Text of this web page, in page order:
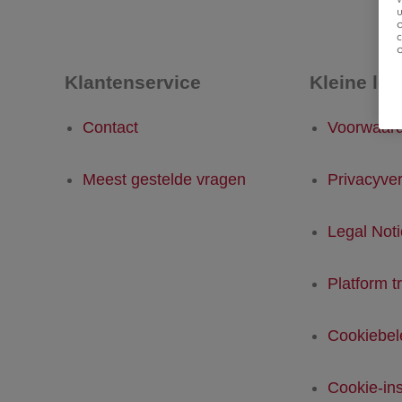
Klantenservice
Contact
Meest gestelde vragen
Kleine
Legal
Platform
Cookie-